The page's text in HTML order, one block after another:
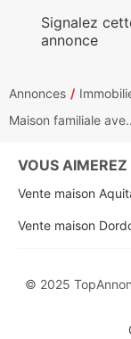
Signalez
annonce
Annonces
Maison familiale
VOUS AIMEREZ
Vente maison
Vente maison
© 2025